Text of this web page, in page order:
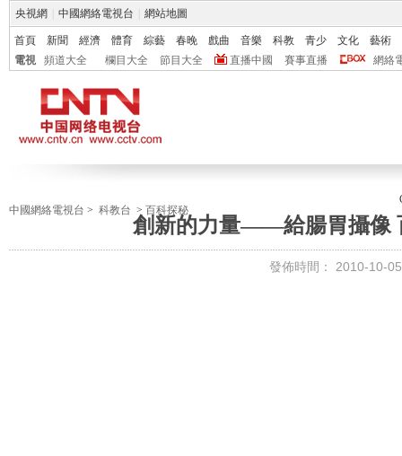
央視網 中國網絡電視台 網站地圖
首頁 新聞 經濟 體育 綜藝 春晚 戲曲 音樂 科教 青少 文化
藝術
電視
頻道大全 欄目大全 節目大全 直播中國 賽事直播 網絡
中國網絡電視台 > 科教台 > 百科探秘
創新的力量——給腸胃攝像
發佈時間： 2010-10-